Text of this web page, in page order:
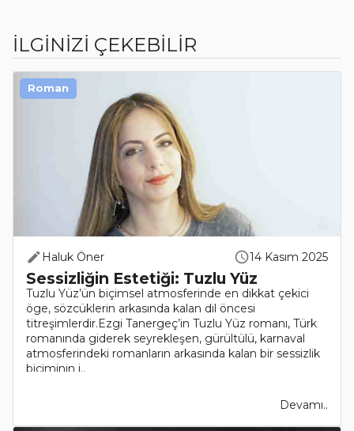
İLGİNİZİ ÇEKEBİLİR
Haluk Öner 14 Kasım 2025
Sessizliğin Estetiği: Tuzlu Yüz
Tuzlu Yüz’ün biçimsel atmosferinde en dikkat çekici
öge, sözcüklerin arkasında kalan dil öncesi
titreşimlerdir.Ezgi Tanergeç’in Tuzlu Yüz romanı, Türk
romanında giderek seyrekleşen, gürültülü, karnaval
atmosferindeki romanların arkasında kalan bir sessizlik
biçiminin i..
Devamı..
Roman